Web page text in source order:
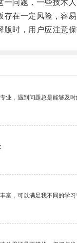
题，一些技术人
一定风险，容易
时，用户应注意保
业，遇到问题总是能够及时
富，可以满足我不同的学